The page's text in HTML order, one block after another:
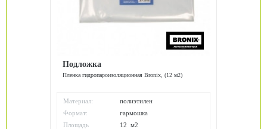
Подложка
Пленка гидропароизоляционная Bronix, (12 м2)
Материал:
полиэтилен
Формат:
гармошка
Площадь
12 м2